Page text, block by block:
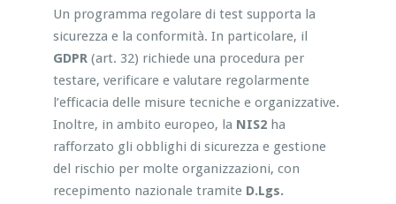
Un programma regolare di test supporta la
sicurezza e la conformità. In particolare, il
GDPR(art. 32) richiede una procedura per
testare, verificare e valutare regolarmente
l’efficacia delle misure tecniche e organizzative.
Inoltre, in ambito europeo, la NIS2ha
rafforzato gli obblighi di sicurezza e gestione
del rischio per molte organizzazioni, con
recepimento nazionale tramite D.Lgs.